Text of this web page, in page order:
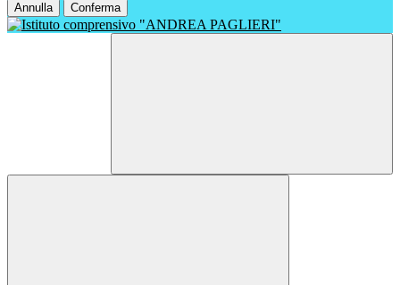
Annulla Conferma